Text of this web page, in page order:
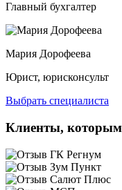
Главный бухгалтер
Мария Дорофеева
Юрист, юрисконсульт
Выбрать специалиста
Клиенты, которым